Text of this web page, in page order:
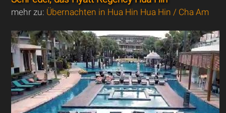
mehr zu: Übernachten in Hua Hin Hua Hin / Cha Am